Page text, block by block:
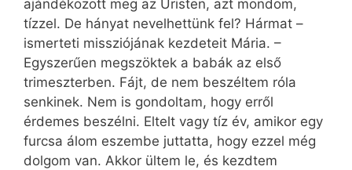
ajándékozott meg az Úristen, azt mondom,
tízzel. De hányat nevelhettünk fel? Hármat –
ismerteti missziójának kezdeteit Mária. –
Egyszerűen megszöktek a babák az első
trimeszterben. Fájt, de nem beszéltem róla
senkinek. Nem is gondoltam, hogy erről
érdemes beszélni. Eltelt vagy tíz év, amikor egy
furcsa álom eszembe juttatta, hogy ezzel még
dolgom van. Akkor ültem le, és kezdtem